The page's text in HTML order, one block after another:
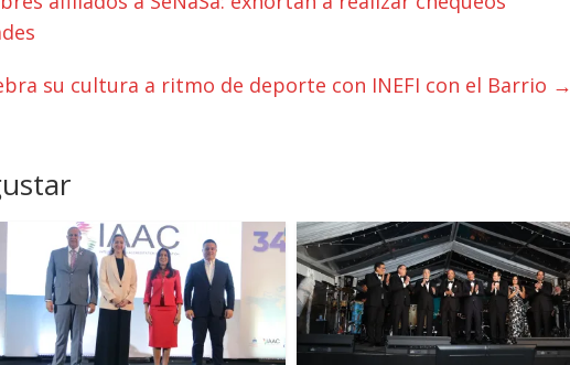
su cultura a ritmo de deporte con INEFI con el Barrio →